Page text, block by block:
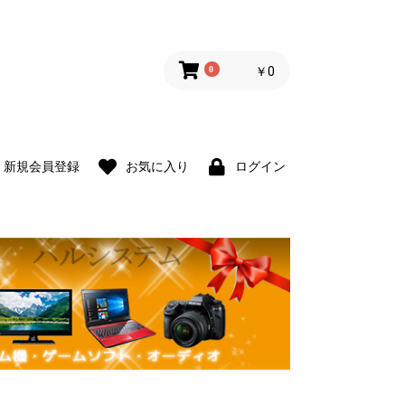
0 ￥0
新規会員登録 お気に入り ログイン